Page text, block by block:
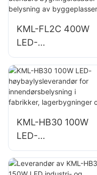
LED-flomlys
KML-FL2C 400W
LED-
flomlysleverandør
for utendørs
bygningsfasader
og belysning av
KML-HB30 100W
LED-
høybaylysleverand
ør for